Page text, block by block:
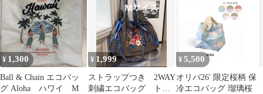
¥ 1,300
Ball & Chain エコバッ
グ Aloha ハワイ M
¥ 1,999
ストラップつき 2WAY
刺繍エコバッグ トー
¥ 5,500
オリバ26' 限定桜柄 保
冷エコバッグ 瑠璃桜